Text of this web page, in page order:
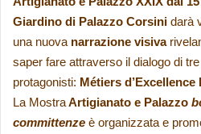
Giardino di Palazzo Corsini darà
una nuova narrazione visiva
saper fare attraverso il dialogo di
protagonisti: Métiers d’Excellence
La MostraArtigianato e Palazzo
committenze è organizzata e